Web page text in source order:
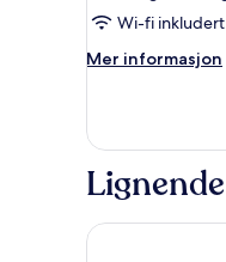
kingsize-
seng,
Wi-fi inkludert
Mer informasjon
Mer
–
seng,
The Westin